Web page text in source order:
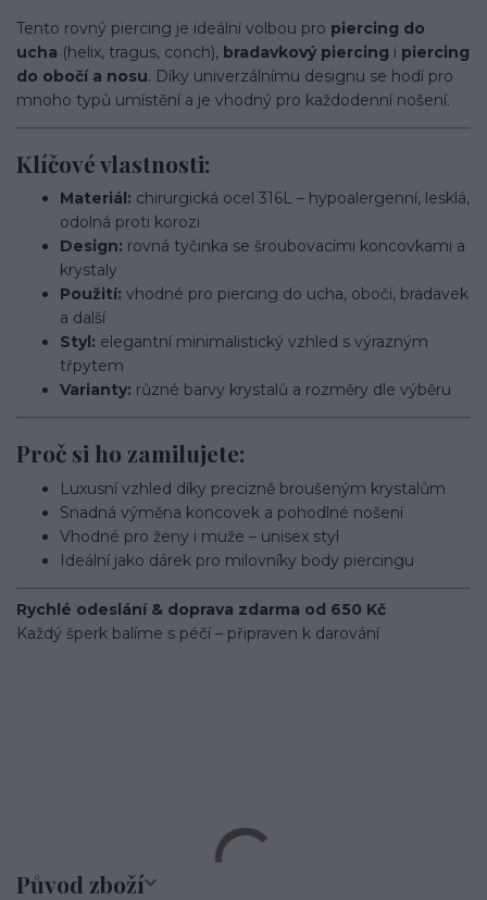
Tento rovný piercing je ideální volbou pro piercing do
ucha (helix, tragus, conch), bradavkový piercing i piercing
do obočí a nosu. Díky univerzálnímu designu se hodí pro
mnoho typů umístění a je vhodný pro každodenní nošení.
Klíčové vlastnosti:
Materiál: chirurgická ocel 316L – hypoalergenní, lesklá,
odolná proti korozi
Design: rovná tyčinka se šroubovacími koncovkami a
krystaly
Použití: vhodné pro piercing do ucha, obočí, bradavek
a další
Styl: elegantní minimalistický vzhled s výrazným
třpytem
Varianty: různé barvy krystalů a rozměry dle výběru
Proč si ho zamilujete:
Luxusní vzhled díky precizně broušeným krystalům
Snadná výměna koncovek a pohodlné nošení
Vhodné pro ženy i muže – unisex styl
Ideální jako dárek pro milovníky body piercingu
Rychlé odeslání & doprava zdarma od 650 Kč
Každý šperk balíme s péčí – připraven k darování
Původ zboží